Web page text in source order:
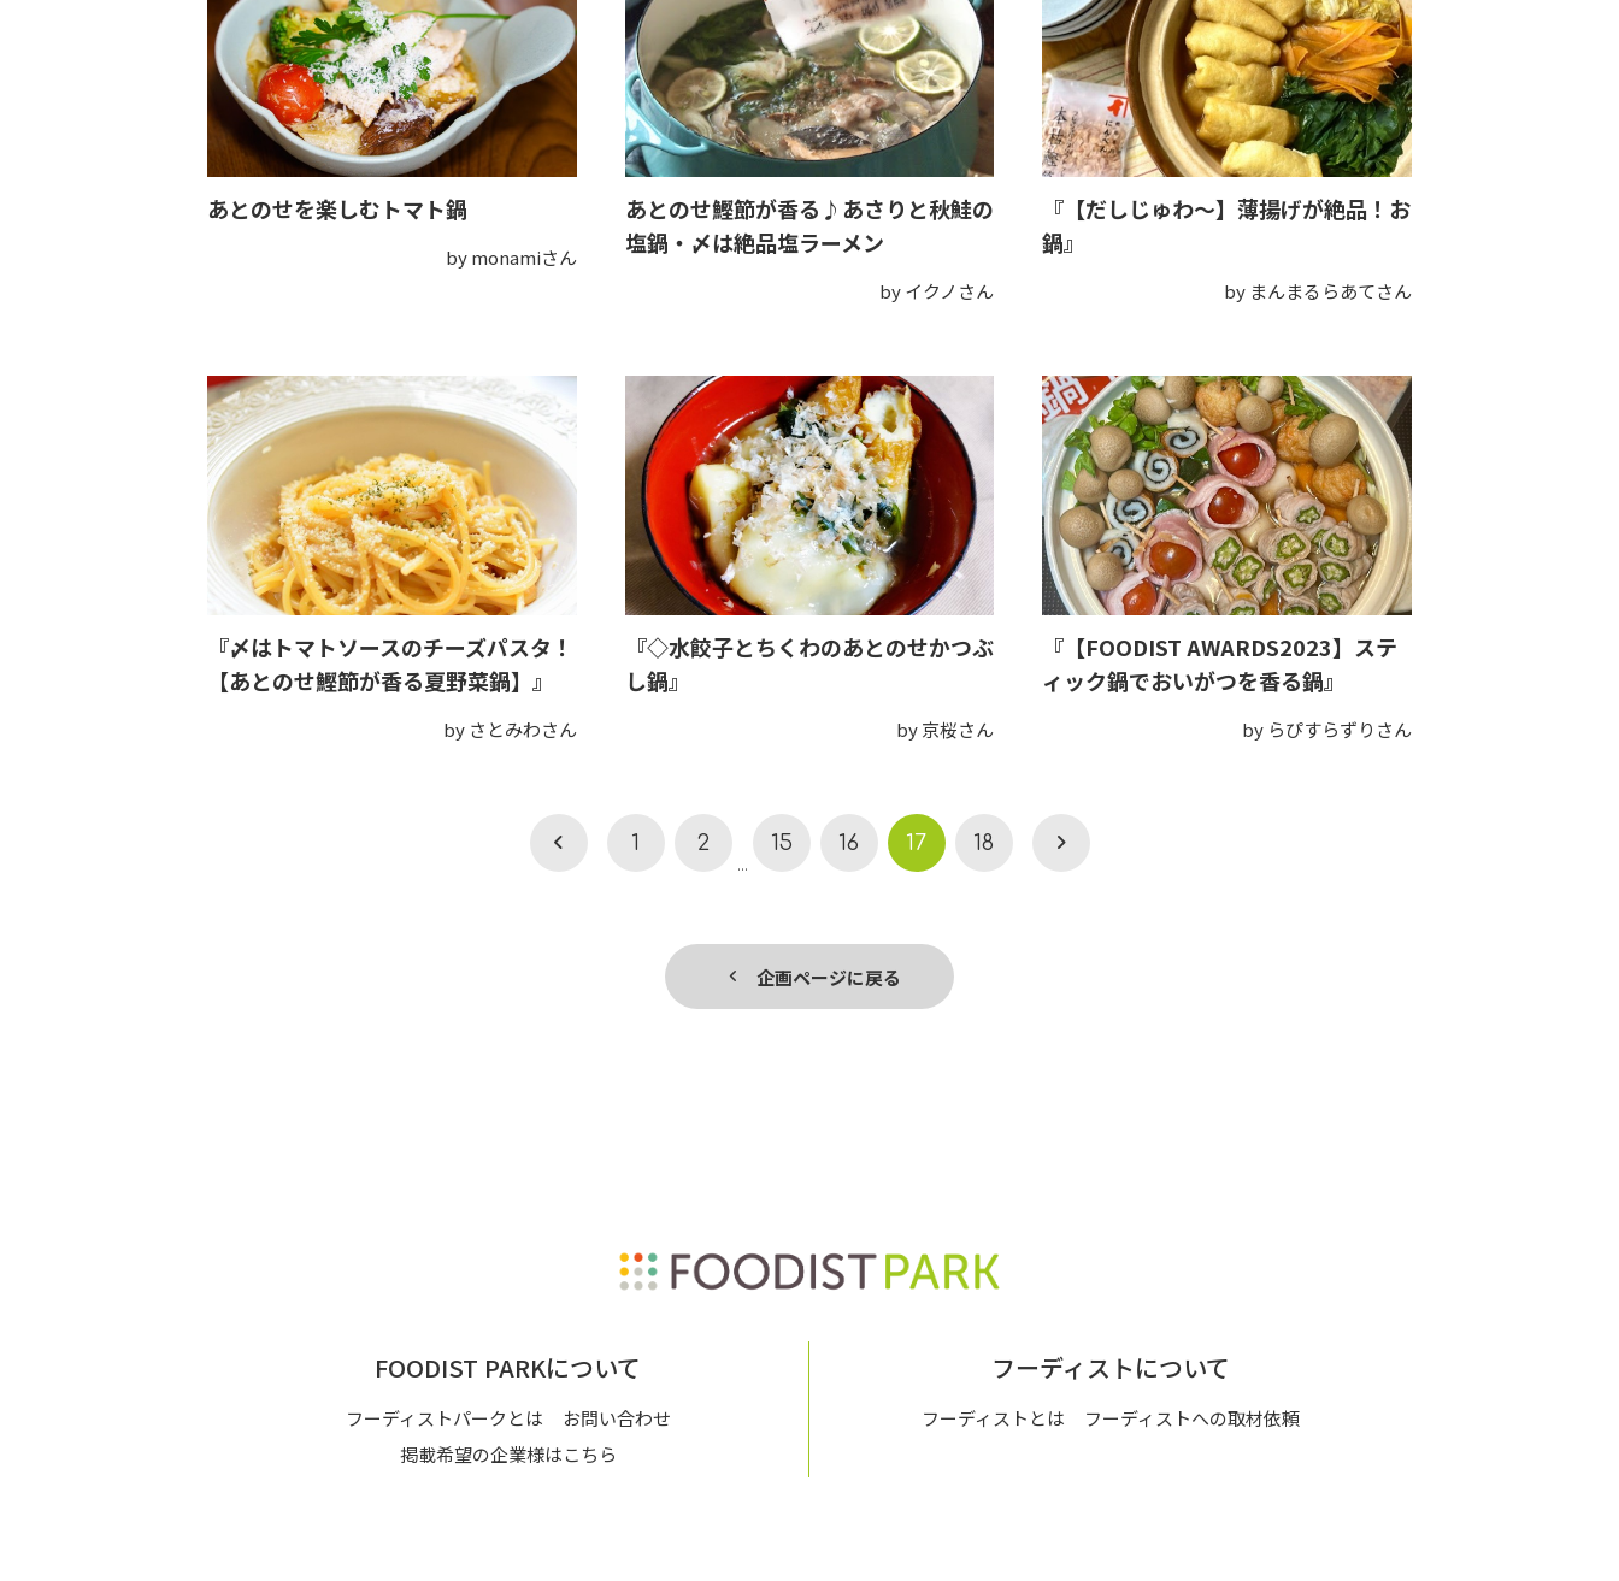
あとのせを楽しむトマト鍋
by monamiさん
あとのせ鰹節が香る♪あさりと秋鮭の
塩鍋・〆は絶品塩ラーメン
by イクノさん
『【だしじゅわ～】薄揚げが絶品！お
鍋』
by まんまるらあてさん
『〆はトマトソースのチーズパスタ！
【あとのせ鰹節が香る夏野菜鍋】』
by さとみわさん
『◇水餃子とちくわのあとのせかつぶ
し鍋』
by 京桜さん
『【FOODIST AWARDS2023】ステ
ィック鍋でおいがつを香る鍋』
by らぴすらずりさん
1 2
...
15 16 17 18
企画ページに戻る
FOODIST PARKについて
フーディストパークとは
お問い合わせ
掲載希望の企業様はこちら
フーディストについて
フーディストとは フーディストへの取材依頼